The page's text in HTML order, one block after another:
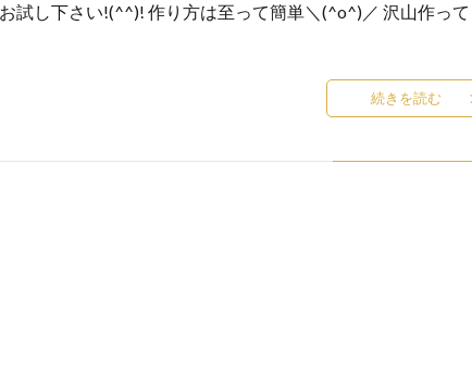
試し下さい!(^^)! 作り方は至って簡単＼(^o^)／ 沢山作って
続きを読む